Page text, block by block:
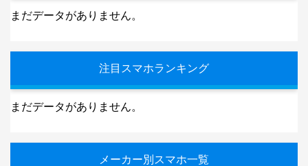
まだデータがありません。
注目スマホランキング
まだデータがありません。
メーカー別スマホ一覧